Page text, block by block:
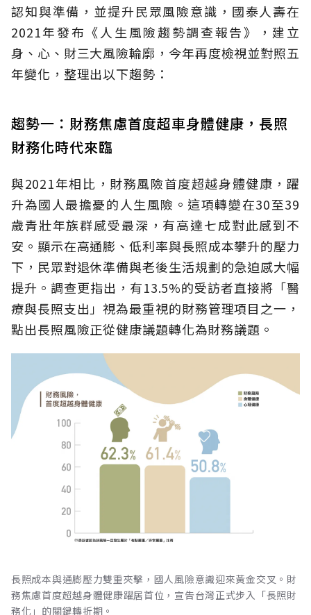
認知與準備，並提升民眾風險意識，國泰人壽在
2021年發布《人生風險趨勢調查報告》，建立
身、心、財三大風險輪廓，今年再度檢視並對照五
年變化，整理出以下趨勢：
趨勢一：財務焦慮首度超車身體健康，長照
財務化時代來臨
與2021年相比，財務風險首度超越身體健康，躍
升為國人最擔憂的人生風險。這項轉變在30至39
歲青壯年族群感受最深，有高達七成對此感到不
安。顯示在高通膨、低利率與長照成本攀升的壓力
下，民眾對退休準備與老後生活規劃的急迫感大幅
提升。調查更指出，有13.5%的受訪者直接將「醫
療與長照支出」視為最重視的財務管理項目之一，
點出長照風險正從健康議題轉化為財務議題。
長照成本與通膨壓力雙重夾擊，國人風險意識迎來黃金交叉。財
務焦慮首度超越身體健康躍居首位，宣告台灣正式步入「長照財
務化」的關鍵轉折期。